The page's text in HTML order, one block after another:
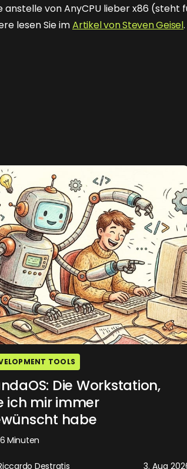
von AnyCPU lieber x86 (steht
lesen Sie imArtikel von Steven Geisel.
TOOLS
Die Workstation,
ich mir immer
habe
6 Minuten
Destratis 3. Aug